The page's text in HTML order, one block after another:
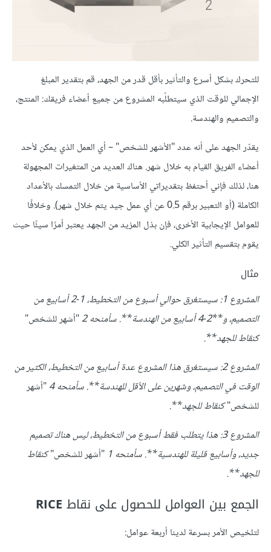
للتحرك بشكل أسرع والتأثير بأقل قدر من الجهد، قم بتقدير المبلغ
الإجمالي للوقت الذي سيتطلّبه المشروع من جميع أعضاء فريقك: المنتج،
والتصميم والهندسة.
يقدّر الجهد على أنه عدد "الأشهر للشخص" – أي العمل الذي يمكن لأحد
أعضاء الفريق القيام به خلال شهر. هناك العديد من المتغيرات المجهولة
هنا، لذلك فإني أحتفظ بتقديراتي الأساسية من خلال التمسك بالأعداد
الكاملة (أو التعبير برقم 0.5 عن أي عمل جيد يتم خلال شهر). وخلافًا
للعوامل الإيجابية الأخرى، فإن بذل المزيد من الجهد يعتبر أمرًا سيئًا حيث
يقوم بتقسيم التأثير الكلي.
مثال
المشروع1: سيستغرق حوالي أسبوع من التخطيط،1-2
أسابيع من
التصميم، و**2-4
أسابيع من الهندسة**.سأمنحه2"أشهر للشخص"
كنقاط للجهد**.
المشروع2: سيستغرق هذا المشروع عدة أسابيع من التخطيط، الكثير من
الوقت في التصميم، وشهرين على الأقل للهندسة**.سأمنحه4"أشهر
للشخص"كنقاط للجهد**.
المشروع3: هذا يتطلب فقط أسبوع من التخطيط، ليس هناك تصميم
جديد، وأسابيع قليلة للهندسية**.سأمنحه1 "أشهر للشخص"كنقاط
للجهد**.
الجمع بين العوامل للحصول على نقاط RICE
لتلخيص الأمر بسرعة لدينا أربعة عوامل: